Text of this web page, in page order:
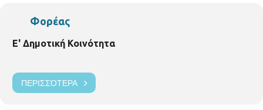
Φορέας
Ε' Δημοτική Κοινότητα
ΠΕΡΙΣΣΌΤΕΡΑ